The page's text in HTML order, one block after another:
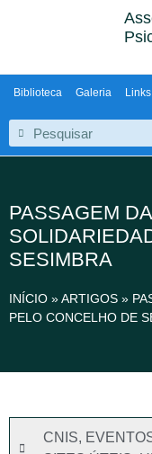
Biblioteca Galeria
PASSAGEM
SESIMBRA
INÍCIO »ARTIGOS »
PELO CONCELHO DE
CNIS,